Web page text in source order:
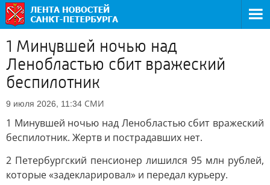
1 Минувшей ночью над
Ленобластью сбит вражеский
беспилотник
9 июля 2026, 11:34 СМИ
1 Минувшей ночью над Ленобластью сбит вражеский
беспилотник. Жертв и пострадавших нет.
2 Петербургский пенсионер лишился 95 млн рублей,
которые «задекларировал» и передал курьеру.